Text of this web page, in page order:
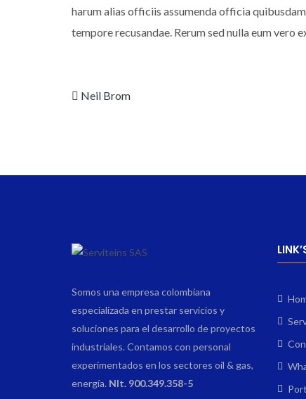
harum alias officiis assumenda officia
tempore recusandae. Rerum sed nulla eum vero
Neil Brom
Somos una empresa colombiana
especializada en prestar servicios y
soluciones para el desarrollo de proyectos
industriales. Contamos con personal
experimentados en los sectores oíl & gas,
energía. NIt. 900.349.358-5